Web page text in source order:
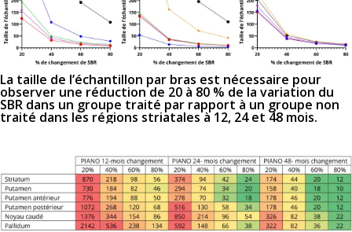
La taille de l’échantillon par bras est nécessaire pour
observer une réduction de 20 à 80 % de la variation du
SBR dans un groupe traité par rapport à un groupe non
traité dans les régions striatales à 12, 24 et 48 mois.